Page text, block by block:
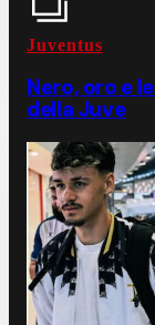
Juventus
Nero, oro e
della Juve